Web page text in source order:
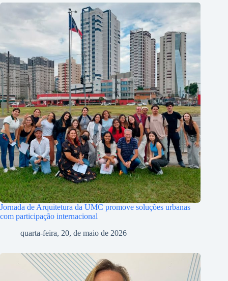
Jornada de Arquitetura da UMC promove soluções urbanas
com participação internacional
quarta-feira, 20, de maio de 2026